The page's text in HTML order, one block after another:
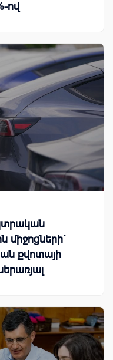
ով
միջոցների`
քվոտայի